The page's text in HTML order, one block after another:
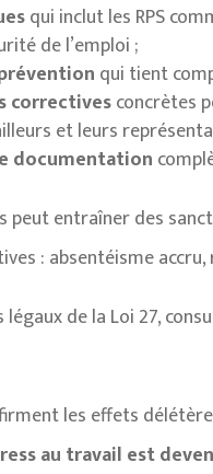
qui inclut les RPS
de l’emploi ;
qui tient
correctivesconcrètes
et leurs
documentation
peut entraîner des
: absentéisme
de la Loi 27,
les effets
au travail est